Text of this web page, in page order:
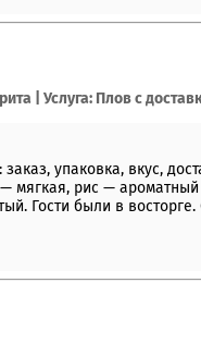
| Услуга: Плов с
заказ, упаковка, вкус,
мягкая, рис — ароматный
Гости были в восторге.